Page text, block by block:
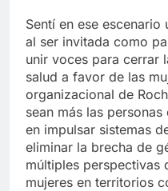
Sentí en ese
al ser invitada como
unir voces para cerrar
salud a favor de las
organizacional de
sean más las
en impulsar sistemas
eliminar la brecha de
múltiples perspectivas
mujeres en territorios